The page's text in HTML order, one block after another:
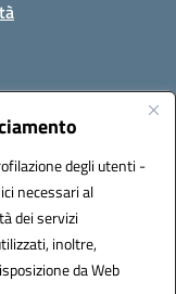
degli utenti -
necessari al
dei servizi
inoltre,
da Web